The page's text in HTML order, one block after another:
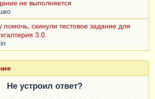
не выполняется
скинули тестовое задание для
3.0.
Не устроил ответ?